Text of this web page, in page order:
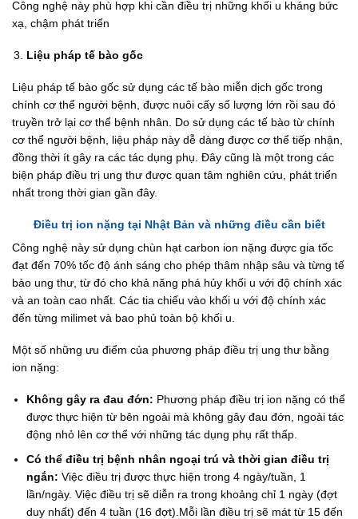
Công nghệ này phù hợp khi cần điều trị những khối u kháng bức
xạ, chậm phát triển
Liệu pháp tế bào gốc
Liệu pháp tế bào gốc sử dụng các tế bào miễn dịch gốc trong
chính cơ thể người bệnh, được nuôi cấy số lượng lớn rồi sau đó
truyền trở lại cơ thể bệnh nhân. Do sử dụng các tế bào từ chính
cơ thể người bệnh, liệu pháp này dễ dàng được cơ thể tiếp nhận,
đồng thời ít gây ra các tác dụng phụ. Đây cũng là một trong các
biện pháp điều trị ung thư được quan tâm nghiên cứu, phát triển
nhất trong thời gian gần đây.
Điều trị ion nặng tại Nhật Bản và những điều cần biết
Công nghệ này sử dụng chùn hạt carbon ion nặng được gia tốc
đạt đến 70% tốc độ ánh sáng cho phép thâm nhập sâu và từng tế
bào ung thư, từ đó cho khả năng phá hủy khối u với độ chính xác
và an toàn cao nhất. Các tia chiếu vào khối u với độ chính xác
đến từng milimet và bao phủ toàn bộ khối u.
Một số những ưu điểm của phương pháp điều trị ung thư bằng
ion nặng:
Không gây ra đau đớn: Phương pháp điều trị ion nặng có thể
được thực hiện từ bên ngoài mà không gây đau đớn, ngoài tác
động nhỏ lên cơ thể với những tác dụng phụ rất thấp.
Có thể điều trị bệnh nhân ngoại trú và thời gian điều trị
ngắn:Việc điều trị được thực hiện trong 4 ngày/tuần, 1
lần/ngày. Việc điều trị sẽ diễn ra trong khoảng chỉ 1 ngày (đợt
duy nhất) đến 4 tuần (16 đợt).Mỗi lần điều trị sẽ mát từ 15 đến